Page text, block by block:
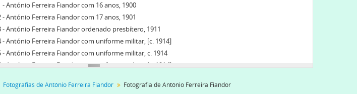
António Ferreira Fiandor com 16 anos, 1900
António Ferreira Fiandor com 17 anos, 1901
António Ferreira Fiandor ordenado presbítero, 1911
António Ferreira Fiandor com uniforme militar, [c. 1914]
António Ferreira Fiandor com uniforme militar, c. 1914
António Ferreira Fiandor com uniforme militar, [c. 1914]
António Ferreira Fiandor com dois amigos, 1930
Fotografias de António Ferreira Fiandor Fotografia de António Ferreira Fiandor